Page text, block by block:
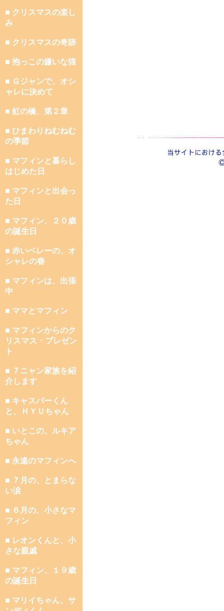
■ クリスマスの楽し
み
■ クリスマスの奇跡
■ 抱っこの嫌いな猫
■ Ｇジャンで、オシ
ャレに決めて
■ 虹の橋、第２章
■ ひまわりねむねむ
の季節
■ マフィンと暮らし
はじめた日
■ マフィンと出会っ
た日
■ マフィン、２０歳
の誕生日
■ 赤いベレーの、オ
シャレの春
■ マフィンは、出張
中
■ ママとマフィン
■ マフィンからのク
リスマス・プレゼン
ト
■ ７ニャン家族を紹
介します
■ キャスパーくん
と、ＨＹＵちゃん
■ いとこの、ルキア
ちゃん
■ 永遠のマフィンへ
■ ７月の、とまらな
い涙
■ ６月の、小さなマ
フィン
■ レオンくんと、小
さな親戚
■ マフィン、１９歳
の誕生日
■ マリイちゃん、サ